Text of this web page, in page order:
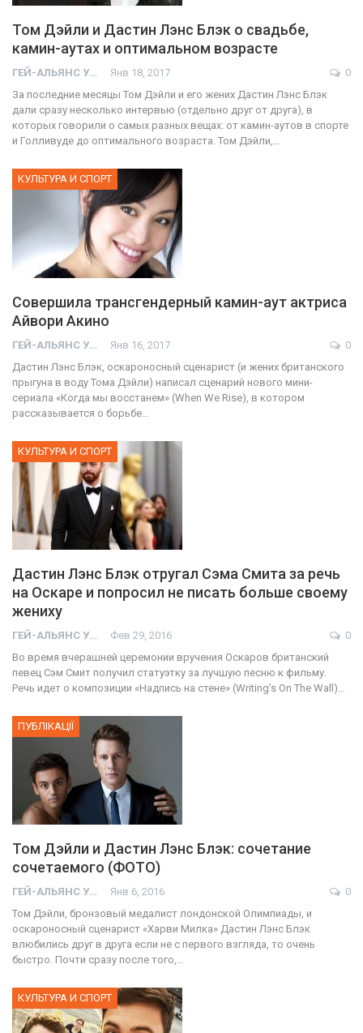
Том Дэйли и Дастин Лэнс Блэк о свадьбе,
камин-аутах и оптимальном возрасте
ГЕЙ-АЛЬЯНС УКРАИНА Янв 18, 2017
0
За последние месяцы Том Дэйли и его жених Дастин Лэнс Блэк
дали сразу несколько интервью (отдельно друг от друга), в
которых говорили о самых разных вещах: от камин-аутов в спорте
и Голливуде до оптимального возраста. Том Дэйли,…
КУЛЬТУРА И СПОРТ
Совершила трансгендерный камин-аут актриса
Айвори Акино
ГЕЙ-АЛЬЯНС УКРАИНА Янв 16, 2017
0
Дастин Лэнс Блэк, оскароносный сценарист (и жених британского
прыгуна в воду Тома Дэйли) написал сценарий нового мини-
сериала «Когда мы восстанем» (When We Rise), в котором
рассказывается о борьбе…
КУЛЬТУРА И СПОРТ
Дастин Лэнс Блэк отругал Сэма Смита за речь
на Оскаре и попросил не писать больше своему
жениху
ГЕЙ-АЛЬЯНС УКРАИНА Фев 29, 2016
0
Во время вчерашней церемонии вручения Оскаров британский
певец Сэм Смит получил статуэтку за лучшую песню к фильму.
Речь идет о композиции «Надпись на стене» (Writing’s On The Wall)…
ПУБЛІКАЦІЇ
Том Дэйли и Дастин Лэнс Блэк: сочетание
сочетаемого (ФОТО)
ГЕЙ-АЛЬЯНС УКРАИНА Янв 6, 2016
0
Том Дэйли, бронзовый медалист лондонской Олимпиады, и
оскароносный сценарист «Харви Милка» Дастин Лэнс Блэк
влюбились друг в друга если не с первого взгляда, то очень
быстро. Почти сразу после того,…
КУЛЬТУРА И СПОРТ